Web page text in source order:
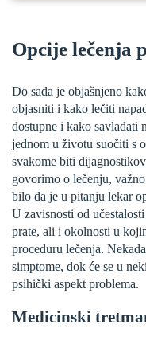
Opcije lečenja
Do sada je objašnjeno
objasniti i kako lečiti
dostupne i kako savladati
jednom u životu suočiti s
svakome biti
govorimo o lečenju,
bilo da je u pitanju lekar
U zavisnosti od
prate, ali i okolnosti u
proceduru lečenja.
simptome, dok će se u
psihički aspekt problema.
Medicinski